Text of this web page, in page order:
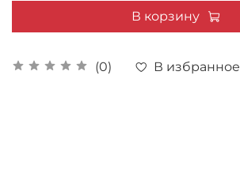
(0) В избранное
В корзину